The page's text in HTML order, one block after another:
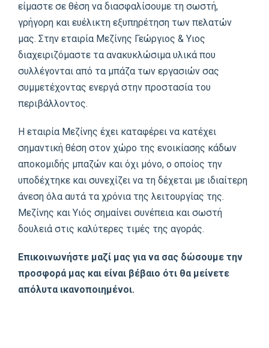
είμαστε σε θέση να διασφαλίσουμε τη σωστή,
γρήγορη και ευέλικτη εξυπηρέτηση των πελατών
μας. Στην εταιρία Μεζίνης Γεώργιος & Υιος
διαχειριζόμαστε τα ανακυκλώσιμα υλικά που
συλλέγονται από τα μπάζα των εργασιών σας
συμμετέχοντας ενεργά στην προστασία του
περιβάλλοντος.
Η εταιρία Μεζίνης έχει καταφέρει να κατέχει
σημαντική θέση στον χώρο της ενοικίασης κάδων
αποκομιδής μπαζών και όχι μόνο, ο οποίος την
υποδέχτηκε και συνεχίζει να τη δέχεται με ιδιαίτερη
άνεση όλα αυτά τα χρόνια της λειτουργίας της.
Μεζίνης και Υιός σημαίνει συνέπεια και σωστή
δουλειά στις καλύτερες τιμές της αγοράς.
Επικοινωνήστε μαζί μας για να σας δώσουμε την
προσφορά μας και είναι βέβαιο ότι θα μείνετε
απόλυτα ικανοποιημένοι.